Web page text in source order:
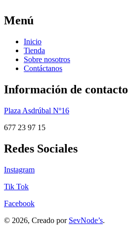
Menú
Inicio
Tienda
Sobre nosotros
Contáctanos
Información de contacto
Plaza Asdrúbal Nº16
677 23 97 15
Redes Sociales
Instagram
Tik Tok
Facebook
© 2026, Creado por SevNode’s.